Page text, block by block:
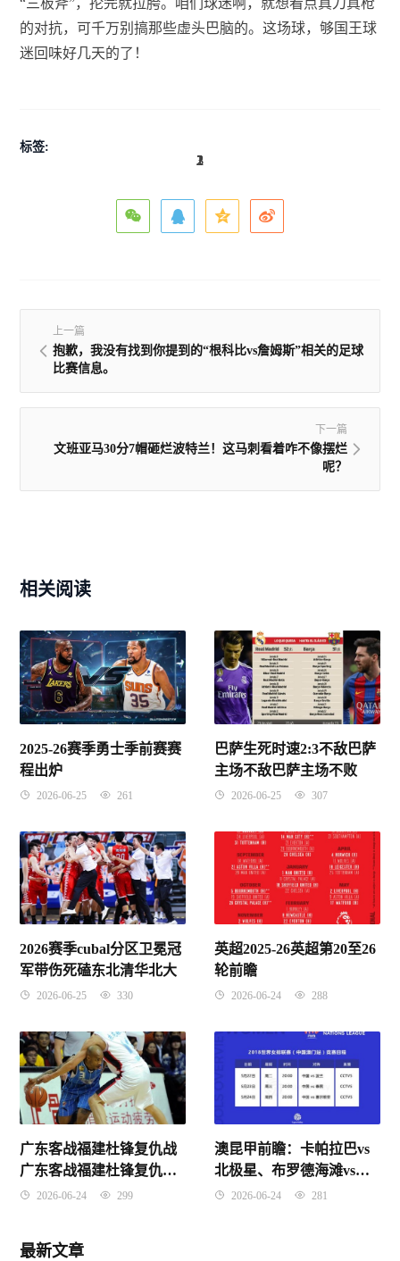
1
2
3
1
2
1
3
2
2
的对抗，可千万别搞那些虚头巴脑的。这场球，够国王球
迷回味好几天的了！
标签:
上一篇
抱歉，我没有找到你提到的“根科比vs詹姆斯”相关的足球
比赛信息。
下一篇
文班亚马30分7帽砸烂波特兰！这马刺看着咋不像摆烂
呢？
相关阅读
2025-26赛季勇士季前赛赛
程出炉
2026-06-25 261
巴萨生死时速2:3不敌巴萨
主场不敌巴萨主场不败
2026-06-25 307
2026赛季cubal分区卫冕冠
军带伤死磕东北清华北大
2026-06-25 330
英超2025-26英超第20至26
轮前瞻
2026-06-24 288
广东客战福建杜锋复仇战
广东客战福建杜锋复仇战
首秀2026-06-24 299
澳昆甲前瞻：卡帕拉巴vs
北极星、布罗德海滩vs布
罗德海滩
2026-06-24 281
最新文章